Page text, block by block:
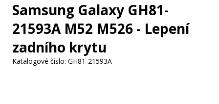
Samsung Galaxy GH81-
21593A M52 M526 - Lepení
zadního krytu
Katalogové číslo: GH81-21593A